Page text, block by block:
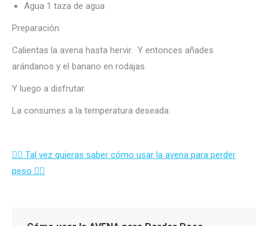
Agua 1 taza de agua
Preparación:
Calientas la avena hasta hervir. Y entonces añades
arándanos y el banano en rodajas.
Y luego a disfrutar.
La consumes a la temperatura deseada.
👉🏻 Tal vez quieras saber cómo usar la avena para perder
peso 👈🏻